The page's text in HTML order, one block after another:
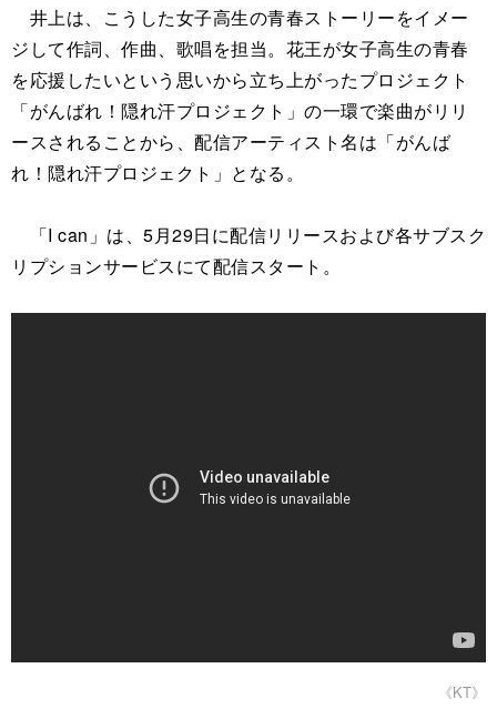
井上は、こうした女子高生の青春ストーリーをイメー
ジして作詞、作曲、歌唱を担当。花王が女子高生の青春
を応援したいという思いから立ち上がったプロジェクト
「がんばれ！隠れ汗プロジェクト」の一環で楽曲がリリ
ースされることから、配信アーティスト名は「がんば
れ！隠れ汗プロジェクト」となる。
「I can」は、5月29日に配信リリースおよび各サブスク
リプションサービスにて配信スタート。
《KT》